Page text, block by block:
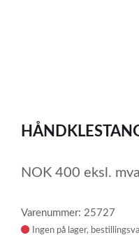
of
NOK 400 eksl. mva
Varenummer: 25727
Ingen på lager